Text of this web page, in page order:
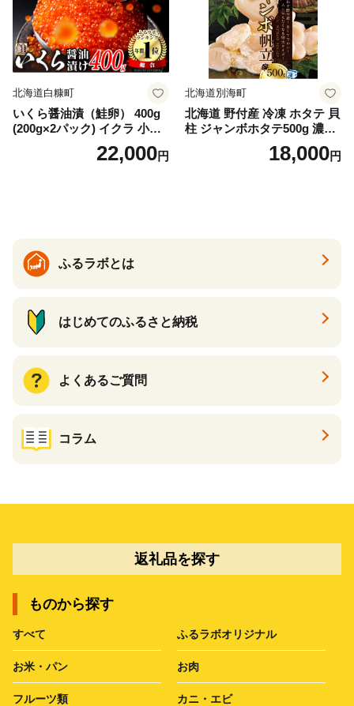
納税 ふるさとチョイス チョ
イス 北海道 白糠町
北海道白糠町
いくら醤油漬（鮭卵） 400g
(200g×2パック) イクラ 小分
け いくら醤油漬 鮭いくら い
くら醤油漬け 鮭 鮭卵 ikura
22,000円
北海道別海町
北海道 野付産 冷凍 ホタテ 貝
柱 ジャンボホタテ500g 濃厚
な旨味と甘み （ほたて ホタ
テ 帆立 貝柱 ホタテ貝柱 大玉
18,000円
ふるラボとは
はじめてのふるさと納税
よくあるご質問
コラム
返礼品を探す
ものから探す
すべて ふるラボオリジナル
お米・パン お肉
フルーツ類 カニ・エビ